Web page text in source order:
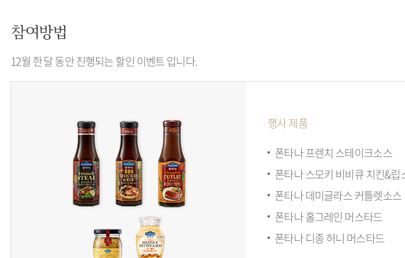
참여방법
12월 한 달 동안 진행되는 할인 이벤트 입니다.
행사 제품
폰타나 프렌치 스테이크소스
폰타나 스모키 비비큐 치킨&립
폰타나 데미글라스 커틀렛소스
폰타나 홀그레인 머스타드
폰타나 디종 허니 머스타드